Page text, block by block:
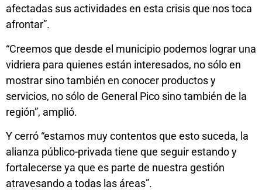
afectadas sus actividades en esta crisis que nos toca
afrontar”.
“Creemos que desde el municipio podemos lograr una
vidriera para quienes están interesados, no sólo en
mostrar sino también en conocer productos y
servicios, no sólo de General Pico sino también de la
región”, amplió.
Y cerró “estamos muy contentos que esto suceda, la
alianza público-privada tiene que seguir estando y
fortalecerse ya que es parte de nuestra gestión
atravesando a todas las áreas”.